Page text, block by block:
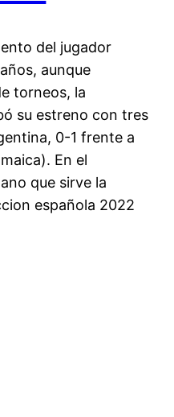
del jugador
aunque
torneos, la
su estreno con tres
0-1 frente a
En el
que sirve la
española 2022